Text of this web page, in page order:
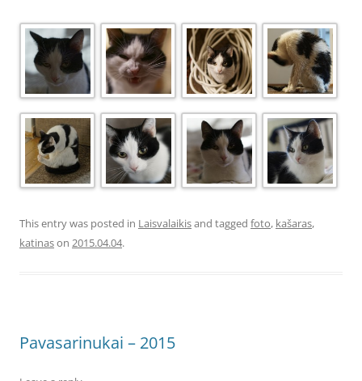
This entry was posted in Laisvalaikisand tagged foto, kašaras,
katinason 2015.04.04.
Pavasarinukai – 2015